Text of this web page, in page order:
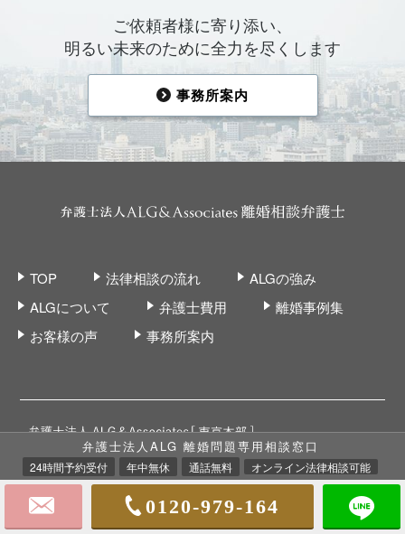
ご依頼者様に寄り添い、
明るい未来のために全力を尽くします
事務所案内
TOP 法律相談の流れ
ALGの強み
ALGについて
弁護士費用
離婚事例集
お客様の声
事務所案内
弁護士法人ALG 離婚問題専用相談窓口
24時間予約受付 年中無休 通話無料 オンライン法律相談可能
0120-979-164